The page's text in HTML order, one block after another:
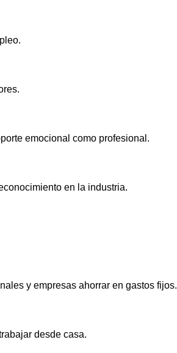
emocional como profesional.
en la industria.
y empresas ahorrar en gastos fijos.
desde casa.